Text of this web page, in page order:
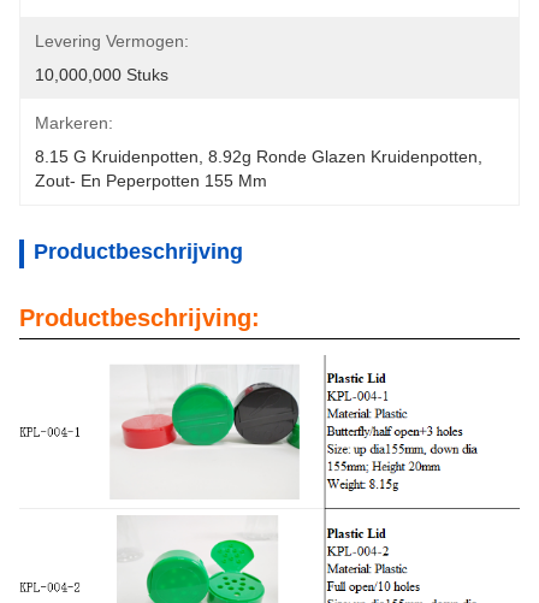
Levering Vermogen:
10,000,000 Stuks
Markeren:
8.15 G Kruidenpotten 8.92g Ronde Glazen Kruidenpotten
Zout- En Peperpotten 155 Mm
Productbeschrijving
Productbeschrijving: